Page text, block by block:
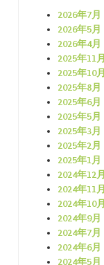
2026年7月
2026年5月
2026年4月
2025年11月
2025年10月
2025年8月
2025年6月
2025年5月
2025年3月
2025年2月
2025年1月
2024年12月
2024年11月
2024年10月
2024年9月
2024年7月
2024年6月
2024年5月